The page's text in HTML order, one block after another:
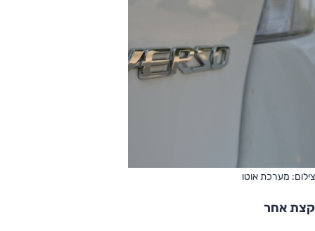
צילום: מערכת אוטו
קצת אחר